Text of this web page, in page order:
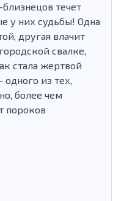
течет
у них судьбы! Одна
другая влачит
свалке,
стала жертвой
одного из тех,
более чем
пороков